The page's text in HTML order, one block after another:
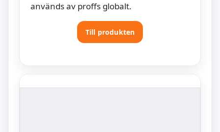
används av proffs globalt.
Till produkten